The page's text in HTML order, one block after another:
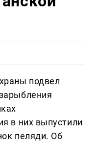
подвел
в них выпустили
пеляди. Об